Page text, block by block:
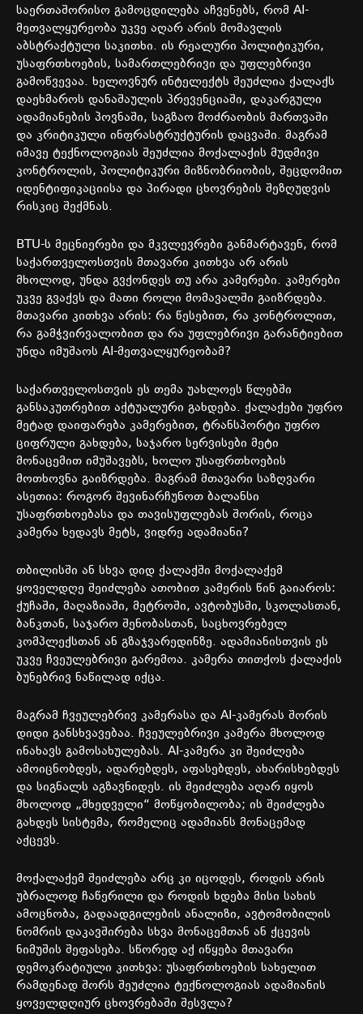
საერთაშორისო გამოცდილება აჩვენებს, რომ AI-
მეთვალყურეობა უკვე აღარ არის მომავლის
აბსტრაქტული საკითხი. ის რეალური პოლიტიკური,
უსაფრთხოების, სამართლებრივი და უფლებრივი
გამოწვევაა. ხელოვნურ ინტელექტს შეუძლია ქალაქს
დაეხმაროს დანაშაულის პრევენციაში, დაკარგული
ადამიანების პოვნაში, საგზაო მოძრაობის მართვაში
და კრიტიკული ინფრასტრუქტურის დაცვაში. მაგრამ
იმავე ტექნოლოგიას შეუძლია მოქალაქის მუდმივი
კონტროლის, პოლიტიკური მიზნობრიობის, შეცდომით
იდენტიფიკაციისა და პირადი ცხოვრების შეზღუდვის
რისკიც შექმნას.
BTU-ს მეცნიერები და მკვლევრები განმარტავენ, რომ
საქართველოსთვის მთავარი კითხვა არ არის
მხოლოდ, უნდა გვქონდეს თუ არა კამერები. კამერები
უკვე გვაქვს და მათი როლი მომავალში გაიზრდება.
მთავარი კითხვა არის: რა წესებით, რა კონტროლით,
რა გამჭვირვალობით და რა უფლებრივი გარანტიებით
უნდა იმუშაოს AI-მეთვალყურეობამ?
საქართველოსთვის ეს თემა უახლოეს წლებში
განსაკუთრებით აქტუალური გახდება. ქალაქები უფრო
მეტად დაიფარება კამერებით, ტრანსპორტი უფრო
ციფრული გახდება, საჯარო სერვისები მეტი
მონაცემით იმუშავებს, ხოლო უსაფრთხოების
მოთხოვნა გაიზრდება. მაგრამ მთავარი საზღვარი
ასეთია: როგორ შევინარჩუნოთ ბალანსი
უსაფრთხოებასა და თავისუფლებას შორის, როცა
კამერა ხედავს მეტს, ვიდრე ადამიანი?
თბილისში ან სხვა დიდ ქალაქში მოქალაქემ
ყოველდღე შეიძლება ათობით კამერის წინ გაიაროს:
ქუჩაში, მაღაზიაში, მეტროში, ავტობუსში, სკოლასთან,
ბანკთან, საჯარო შენობასთან, საცხოვრებელ
კომპლექსთან ან გზაჯვარედინზე. ადამიანისთვის ეს
უკვე ჩვეულებრივი გარემოა. კამერა თითქოს ქალაქის
ბუნებრივ ნაწილად იქცა.
მაგრამ ჩვეულებრივ კამერასა და AI-კამერას შორის
დიდი განსხვავებაა. ჩვეულებრივი კამერა მხოლოდ
ინახავს გამოსახულებას. AI-კამერა კი შეიძლება
ამოიცნობდეს, ადარებდეს, აფასებდეს, ახარისხებდეს
და სიგნალს აგზავნიდეს. ის შეიძლება აღარ იყოს
მხოლოდ „მხედველი“ მოწყობილობა; ის შეიძლება
გახდეს სისტემა, რომელიც ადამიანს მონაცემად
აქცევს.
მოქალაქემ შეიძლება არც კი იცოდეს, როდის არის
უბრალოდ ჩაწერილი და როდის ხდება მისი სახის
ამოცნობა, გადაადგილების ანალიზი, ავტომობილის
ნომრის დაკავშირება სხვა მონაცემთან ან ქცევის
ნიმუშის შეფასება. სწორედ აქ იწყება მთავარი
დემოკრატიული კითხვა: უსაფრთხოების სახელით
რამდენად შორს შეუძლია ტექნოლოგიას ადამიანის
ყოველდღიურ ცხოვრებაში შესვლა?